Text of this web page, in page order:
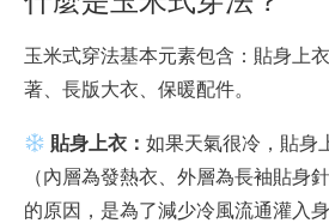
玉米式穿法基本元素包含：貼身上
著、長版大衣、保暖配件。
貼身上衣：如果天氣很冷，貼身
（內層為發熱衣、外層為長袖貼身
的原因，是為了減少冷風流通灌入